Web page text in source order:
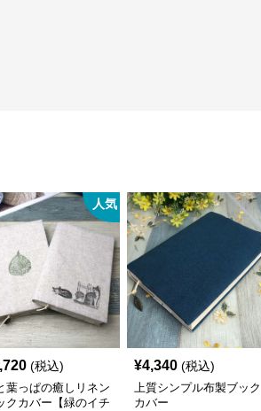
人気
(税込)
葉っぱの癒しリネン
クカバー【緑のイチ
¥4,340 (税込)
上質シンプル布製ブック
カバー